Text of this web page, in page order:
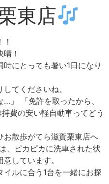
東店
！
にとっても暑い1日になり
てくださいね。
…」 「免許を取ったから、
費の安い軽自動車ってどう
お散歩がてら滋賀栗東店へ
、ピカピカに洗車された状
しています。
ルに合う1台を一緒にお探